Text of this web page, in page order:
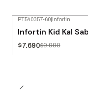
PT540357-60|Infortin
Infortin Kid Kal
$7.690$9.990